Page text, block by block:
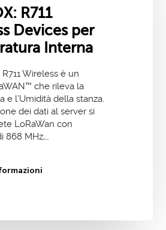
R711
Devices per
Interna
Wireless è un
che rileva la
e l’Umidità della stanza.
dei dati al server si
LoRaWan con
868 MHz,…